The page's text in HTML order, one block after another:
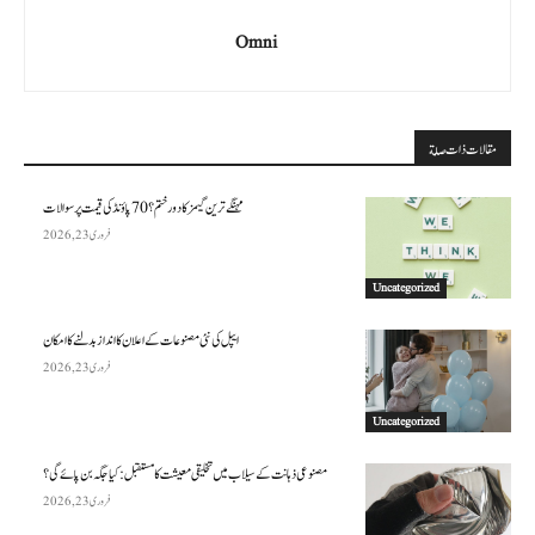
Omni
مقالات ذات صلة
Uncategorized
مہنگے ترین گیمز کا دور ختم؟ 70 پاؤنڈ کی قیمت پر سوالات
فروری 23, 2026
Uncategorized
ایپل کی نئی مصنوعات کے اعلان کا انداز بدلنے کا امکان
فروری 23, 2026
مصنوعی ذہانت کے سیلاب میں تخلیقی معیشت کا مستقبل: کیا جگہ بن پائے گی؟
فروری 23, 2026